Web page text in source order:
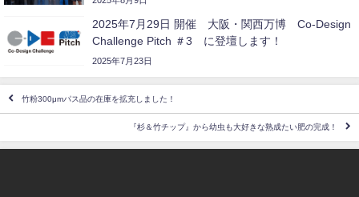
2025年7月29日 開催 大阪・関西万博 Co-Design
Challenge Pitch ＃3 に登壇します！
2025年7月23日
竹粉300μmパス品の在庫を拡充しました！
『杉＆竹チップ』から幼虫も大好きな熟成たい肥の完成！